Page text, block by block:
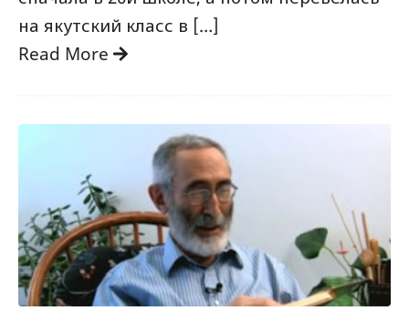
на якутский класс в […]
Read More